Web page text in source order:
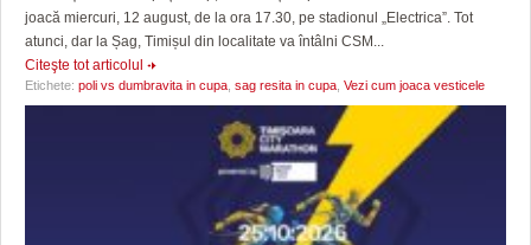
joacă miercuri, 12 august, de la ora 17.30, pe stadionul „Electrica”. Tot
atunci, dar la Șag, Timișul din localitate va întâlni CSM...
Citeşte tot articolul
Etichete: poli vs dumbravita in cupa sag resita in cupa Vezi cum joaca vesticele